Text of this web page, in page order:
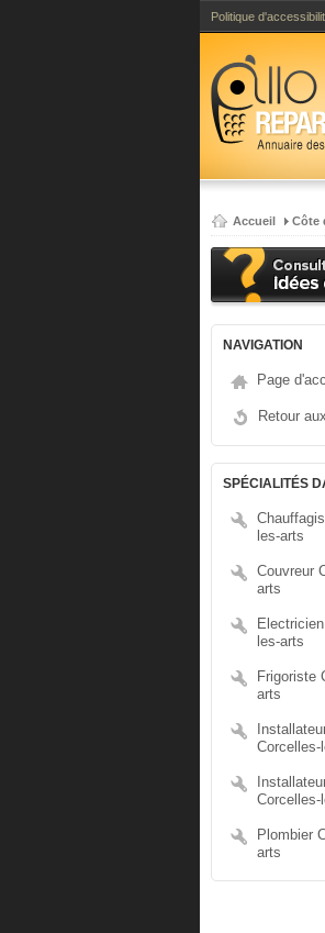
Politique
Accueil Côte
NAVIGATION
Page
Retour
SPÉCIALITÉS
les-arts
Couvreur
arts
les-arts
Frigoriste
arts
Corcelles-
Corcelles-
Plombier
arts